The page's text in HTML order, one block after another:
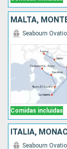
Comidas incluidas
Seabourn
ITALIA,
Seabourn